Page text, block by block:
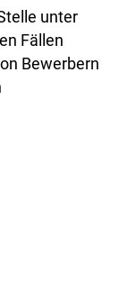
unter
Fällen
Bewerbern